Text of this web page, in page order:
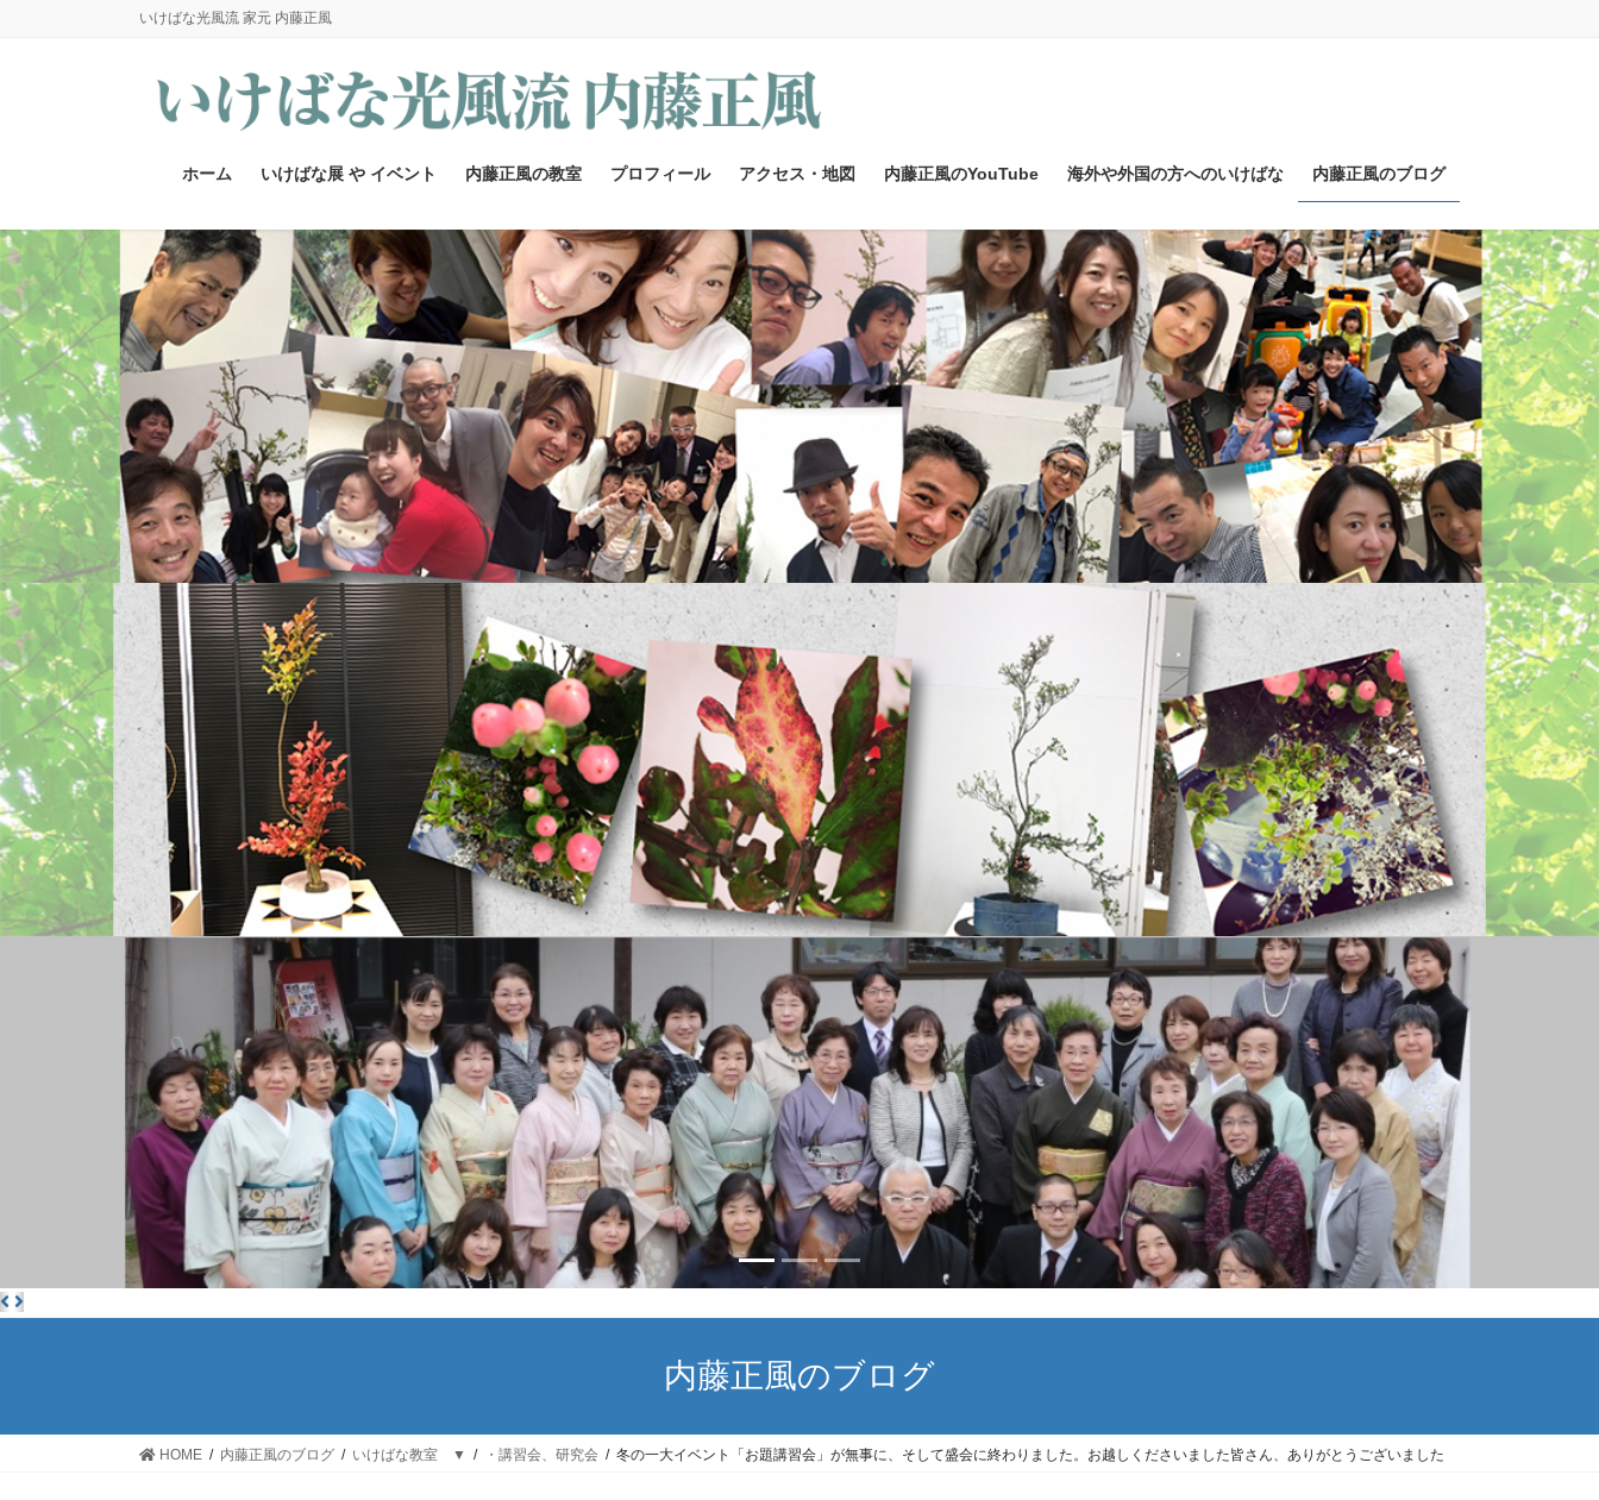
ッ
プ
移
動
いけばな光風流 家元 内藤正風
ホーム いけばな展 や イベント 内藤正風の教室 プロフィール アクセス・地図 内藤正風のYouTube 海外や外国の方へのいけばな 内藤正風のブログ
内藤正風のブログ
HOME 内藤正風のブログ いけばな教室 ▼ ・講習会、研究会 冬の一大イベント「お題講習会」が無事に、そして盛会に終わりました。お越しくださいました皆さん、ありがとうございました